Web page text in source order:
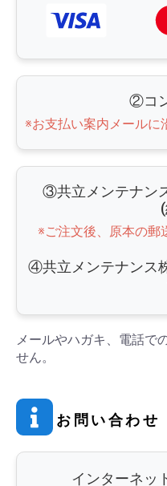
②コ
※お支払い案内メールに
③共立メンテナン
※ご注文後、原本の郵
④共立メンテナンス
メールやハガキ、電話で
せん。
お問い合わせ
インターネッ